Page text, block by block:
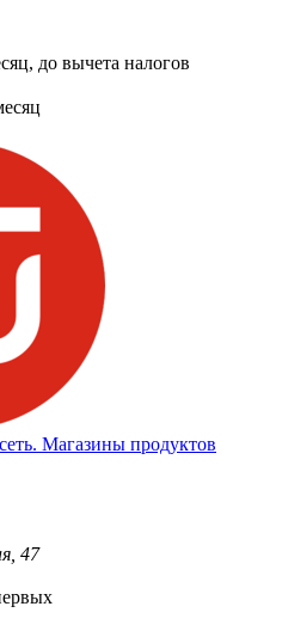
до вычета налогов
Магазины продуктов
47